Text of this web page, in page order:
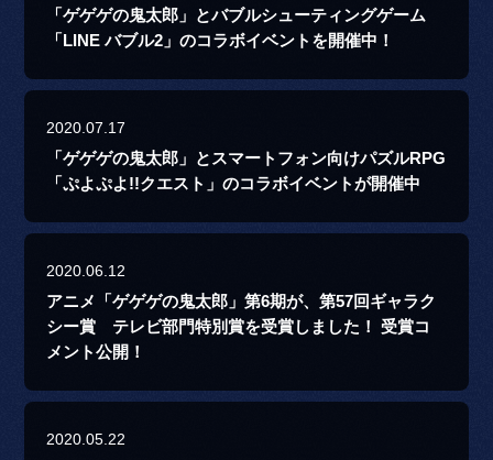
「ゲゲゲの鬼太郎」とバブルシューティングゲーム
「LINE バブル2」のコラボイベントを開催中！
2020.07.17
「ゲゲゲの鬼太郎」とスマートフォン向けパズルRPG
「ぷよぷよ!!クエスト」のコラボイベントが開催中
2020.06.12
アニメ「ゲゲゲの鬼太郎」第6期が、第57回ギャラク
シー賞 テレビ部門特別賞を受賞しました！ 受賞コ
メント公開！
2020.05.22